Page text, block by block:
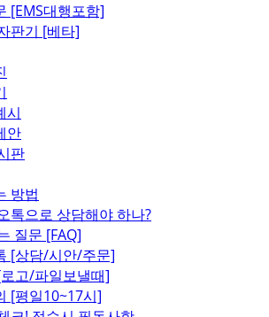
[EMS대행포함]
판기 [베타]
시
안
판
방법
톡으로 상담해야 하나?
질문 [FAQ]
[상담/시안/주문]
고/파일보낼때]
[평일10~17시]